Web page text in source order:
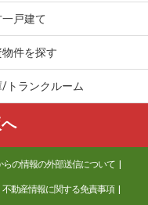
戸建て
件を探す
/トランクルーム
の情報の外部送信について
不動産情報に関する免責事項